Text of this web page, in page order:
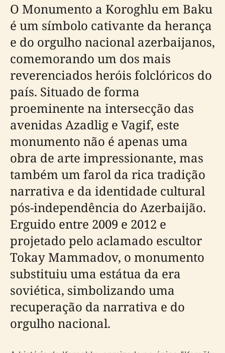
O Monumento a Koroghlu em Baku
é um símbolo cativante da herança
e do orgulho nacional azerbaijanos,
comemorando um dos mais
reverenciados heróis folclóricos do
país. Situado de forma
proeminente na intersecção das
avenidas Azadlig e Vagif, este
monumento não é apenas uma
obra de arte impressionante, mas
também um farol da rica tradição
narrativa e da identidade cultural
pós-independência do Azerbaijão.
Erguido entre 2009 e 2012 e
projetado pelo aclamado escultor
Tokay Mammadov, o monumento
substituiu uma estátua da era
soviética, simbolizando uma
recuperação da narrativa e do
orgulho nacional.